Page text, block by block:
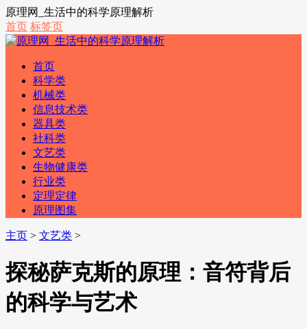
原理网_生活中的科学原理解析
首页 标签页
首页
科学类
机械类
信息技术类
器具类
社科类
文艺类
生物健康类
行业类
定理定律
原理图集
主页 > 文艺类 >
探秘萨克斯的原理：音符背后
的科学与艺术